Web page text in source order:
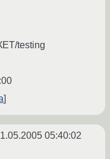
testing
05:40:02